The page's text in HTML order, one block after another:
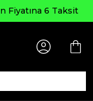
6 Taksit